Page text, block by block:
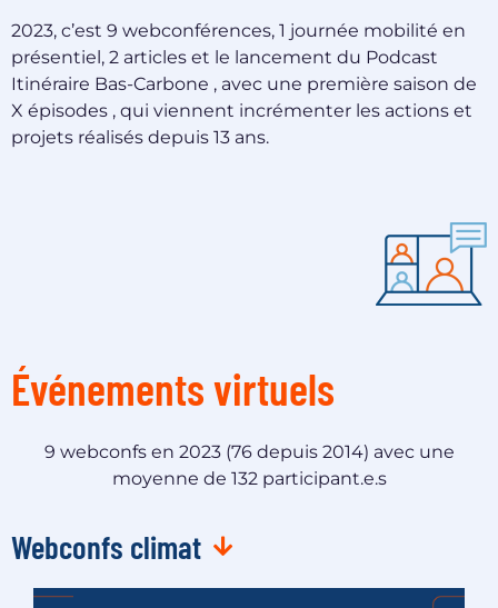
2023, c’est 9 webconférences, 1 journée mobilité en
présentiel, 2 articles et le lancement du Podcast
Itinéraire Bas-Carbone , avec une première saison de
X épisodes , qui viennent incrémenter les actions et
projets réalisés depuis 13 ans.
Événements virtuels
9 webconfs en 2023 (76 depuis 2014) avec une
moyenne de 132 participant.e.s
Webconfs climat